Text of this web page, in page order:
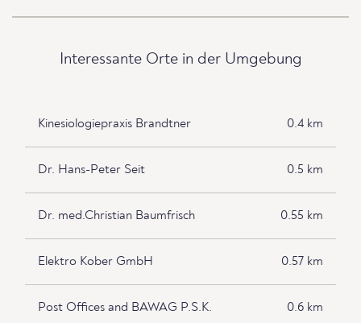
Interessante Orte in der Umgebung
Kinesiologiepraxis Brandtner 0.4 km
Dr. Hans-Peter Seit 0.5 km
Dr. med.Christian Baumfrisch 0.55 km
Elektro Kober GmbH 0.57 km
Post Offices and BAWAG P.S.K. 0.6 km